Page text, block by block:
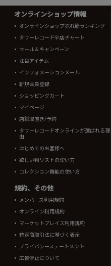
オンラインショップ情報
オンラインショップ売れ筋ランキング
タワーレコード全店チャート
セール＆キャンペーン
注目アイテム
インフォメーションメール
新規会員登録
ショッピングカート
マイページ
店舗取置き/予約
タワーレコードオンラインが選ばれる理
由
はじめてのお客様へ
欲しい物リストの使い方
コレクション機能の使い方
規約、その他
メンバーズ利用規約
オンライン利用規約
マーケットプレイス利用規約
特定商取引法に基づく表示
プライバシーステートメント
広告停止について